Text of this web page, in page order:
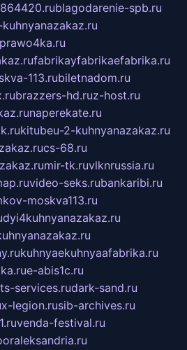
blagodarenie-spb.ru
fabrikayfabrikaefabrika.ru
113.rubiletnadom.ru
brazzers-hd.ruz-host.ru
naperekate.ru
kitubeu-2-kuhnyanazakaz.ru
cs-68.ru
mir-tk.ruvlknrussia.ru
video-seks.rubankaribi.ru
moskva113.ru
kuhnyaekuhnyaafabrika.ru
e-abis1c.ru
services.rudark-sand.ru
x-legion.rusib-archives.ru
venda-festival.ru